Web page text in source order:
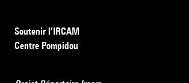
Soutenir l’IRCAM
Centre Pompidou